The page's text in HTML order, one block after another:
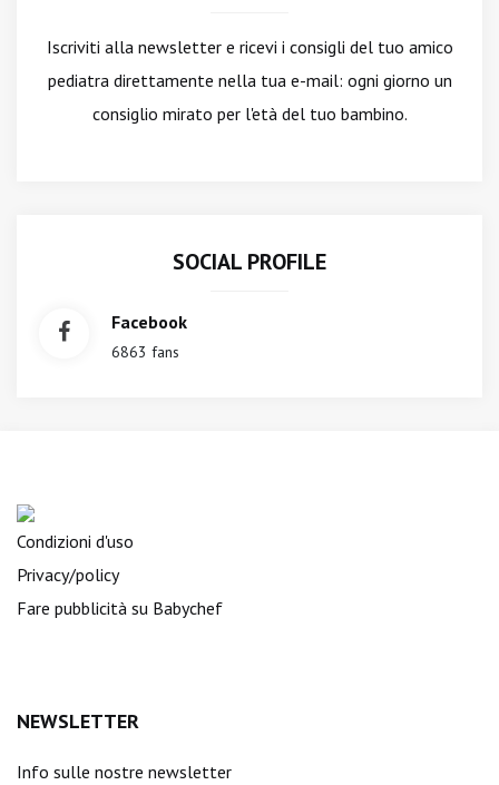
Iscriviti alla newslettere ricevi i consigli del tuo amico
pediatra direttamente nella tua e-mail: ogni giorno un
consiglio mirato per l'età del tuo bambino.
SOCIAL PROFILE
Facebook
6863 fans
Condizioni d'uso
Privacy/policy
Fare pubblicità su Babychef
NEWSLETTER
Info sulle nostre newsletter